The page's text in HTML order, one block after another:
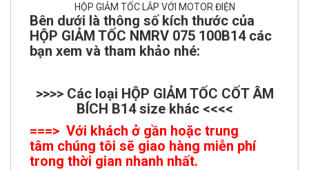
HỘP GIẢM TỐC LẮP VỚI MOTOR ĐIỆN
Bên dưới là thông số kích thước của
HỘP GIẢM TỐC NMRV 075 100B14 các
bạn xem và tham khảo nhé:
>>>> Các loại HỘP GIẢM TỐC CỐT ÂM
BÍCH B14 size khác <<<<
===> Với khách ở gần hoặc trung
tâm chúng tôi sẽ giao hàng miễn phí
trong thời gian nhanh nhất.